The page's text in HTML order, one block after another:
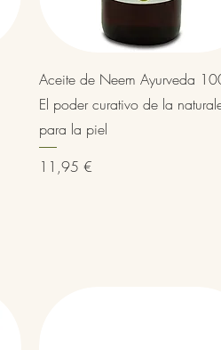
Vista rápida
Aceite de Neem Ayurveda
El poder curativo de la
para la piel
Precio
11,95 €